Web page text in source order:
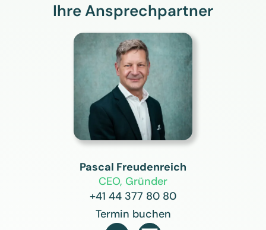
Ihre Ansprechpartner
Pascal Freudenreich
CEO, Gründer
+41 44 377 80 80
Termin buchen